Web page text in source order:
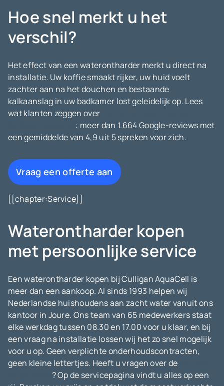
Hoe snel merkt u het
verschil?
Het effect van een waterontharder merkt u direct na
installatie. Uw koffie smaakt rijker, uw huid voelt
zachter aan na het douchen en bestaande
kalkaanslag in uw badkamer lost geleidelijk op. Lees
wat klanten zeggen over
: meer dan 1.664 Google-reviews met
een gemiddelde van 4,9 uit 5 spreken voor zich.
Vraag een offerte aan
[[chapter:Service]]
Waterontharder kopen
met persoonlijke service
Een waterontharder kopen bij Culligan AquaCell is
meer dan een aankoop. Al sinds 1993 helpen wij
Nederlandse huishoudens aan zacht water vanuit ons
kantoor in Joure. Ons team van 65 medewerkers staat
elke werkdag tussen 08.30 en 17.00 voor u klaar, en bij
een vraag na installatie lossen wij het zo snel mogelijk
voor u op. Geen verplichte onderhoudscontracten,
geen kleine lettertjes. Heeft u vragen over de
? Op de servicepagina vindt u alles op een